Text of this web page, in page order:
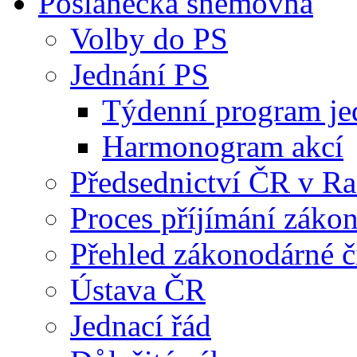
Volby do PS
Jednání PS
Týdenní program
Harmonogram akcí
Předsednictví ČR v
Proces příjímání
Přehled zákonodárné
Ústava ČR
Jednací řád